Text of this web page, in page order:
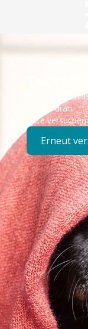
Es ist ein
bereits dran.
Bitte
Erneut